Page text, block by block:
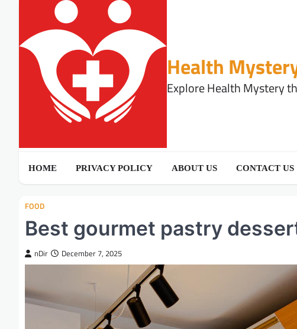
content
Health
Explore Health Mystery
HOME PRIVACY POLICY ABOUT US CONTACT US
FOOD
Best gourmet pastry
nDir December 7, 2025